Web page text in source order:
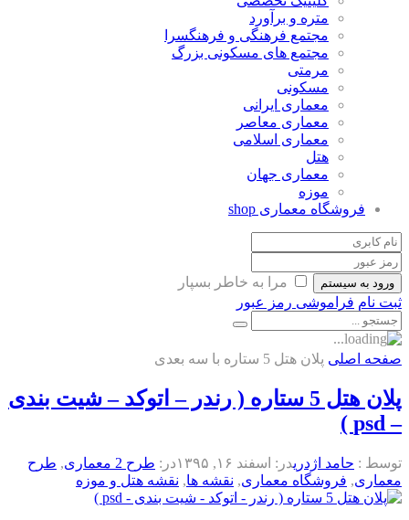
متره و برآورد
مجتمع فرهنگی و فرهنگسرا
مجتمع های مسکونی بزرگ
مرمتی
مسکونی
معماری ایرانی
معماری معاصر
معماری اسلامی
هتل
معماری جهان
موزه
فروشگاه معماری shop
ورود به سیستم
مرا به خاطر بسپار
ثبت نام فراموشی رمز عبور
صفحه اصلی پلان هتل 5 ستاره با سه بعدی
پلان هتل 5 ستاره ( رندر – اتوکد – شیت بندی
– psd )
توسط : حامد اژدریدر: اسفند ۱۶, ۱۳۹۵ در: طرح 2 معماری , طرح
معماری, فروشگاه معماری, نقشه ها, نقشه هتل و موزه